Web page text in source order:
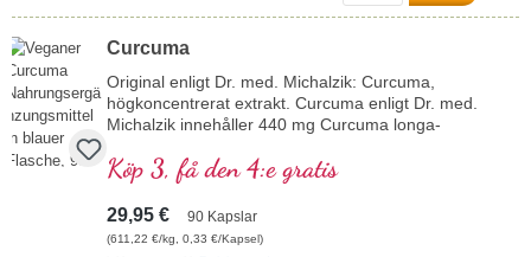
Mer information om Creatine Pro Level
Curcuma
Original enligt Dr. med. Michalzik: Curcuma,
högkoncentrerat extrakt. Curcuma enligt Dr. med.
Michalzik innehåller 440 mg Curcuma longa-
curcuminoider. Detta högkvalitativa extrakt är fritt
från tillsatser och tillverkas i Tyskland.
Förseglingen är aluminiumfri.
mer information om Curcuma
Köp 3, få den 4:e gratis
29,95 € 90 Kapslar
(611,22 €/kg, 0,33 €/Kapsel)